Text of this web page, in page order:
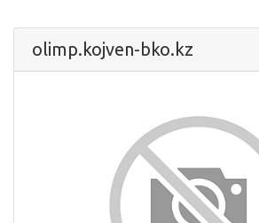
olimp.kojven-bko.kz